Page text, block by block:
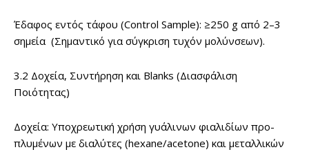
Έδαφος εντός τάφου (Control Sample): ≥250 g από 2–3
σημεία (Σημαντικό για σύγκριση τυχόν μολύνσεων).
3.2 Δοχεία, Συντήρηση και Blanks (Διασφάλιση
Ποιότητας)
Δοχεία: Υποχρεωτική χρήση γυάλινων φιαλιδίων προ-
πλυμένων με διαλύτες (hexane/acetone) και μεταλλικών